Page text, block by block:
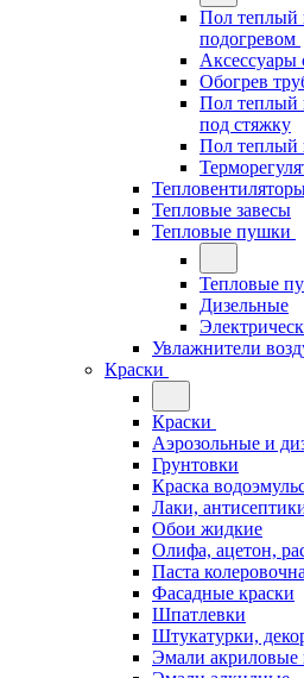
Пол теплый
подогревом
Аксессуары
Обогрев
Пол теплый
под стяжку
Пол теплый
Тепловые завесы
Тепловые пушки
Тепловые
Дизельные
Увлажнители
Краски
Краски
Аэрозольные и
Грунтовки
Краска
Лаки,
Обои жидкие
Олифа, ацетон,
Паста
Фасадные краски
Шпатлевки
Штукатурки,
Эмали акриловые